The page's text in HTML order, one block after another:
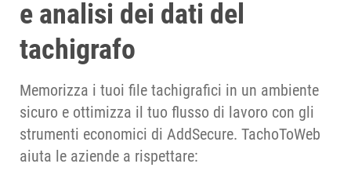
e analisi dei dati del
tachigrafo
Memorizza i tuoi file tachigrafici in un ambiente
sicuro e ottimizza il tuo flusso di lavoro con gli
strumenti economici di AddSecure. TachoToWeb
aiuta le aziende a rispettare: